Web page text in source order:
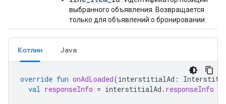
выбранного объявления. Возвращается
только для объявлений о бронировании.
Котлин Java
override fun onAdLoaded(interstitialAd :
val responseInfo = interstitialAd . responseInfo